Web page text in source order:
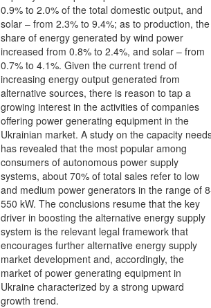
0.9% to 2.0% of the total domestic output, and
solar – from 2.3% to 9.4%; as to production, the
share of energy generated by wind power
increased from 0.8% to 2.4%, and solar – from
0.7% to 4.1%. Given the current trend of
increasing energy output generated from
alternative sources, there is reason to tap a
growing interest in the activities of companies
offering power generating equipment in the
Ukrainian market. A study on the capacity
has revealed that the most popular among
consumers of autonomous power supply
systems, about 70% of total sales refer to low
and medium power generators in the range of
550 kW. The conclusions resume that the key
driver in boosting the alternative energy supply
system is the relevant legal framework that
encourages further alternative energy supply
market development and, accordingly, the
market of power generating equipment in
Ukraine characterized by a strong upward
growth trend.